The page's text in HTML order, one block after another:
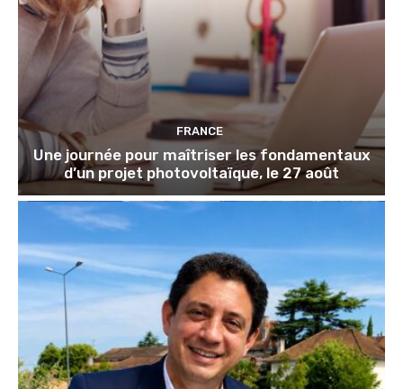
FRANCE
Une journée pour maîtriser les fondamentaux
d’un projet photovoltaïque, le 27 août